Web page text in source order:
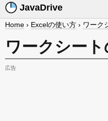
JavaDrive
Home › Excelの使い方 › ワーク
ワークシー
広告